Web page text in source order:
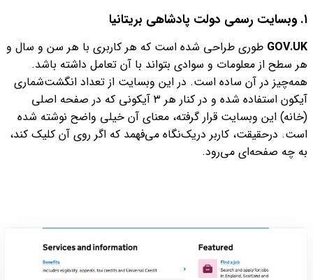
۱. وبسایت رسمی دولت پادشاهی بریتانیا
GOV.UK طوری طراحی شده است که هر کاربری با هر سن و سال و
هر سطح از معلومات و سوادی بتواند با آن تعامل داشته باشد.
همه‌چیز در آن ساده است. در این وبسایت از تعداد انگشت‌شماری
آیکون استفاده شده و در کنار هر ۳ آیکونی که در صفحه اصلی
(خانه) این وبسایت قرار گرفته، معنای آن خیلی واضح نوشته شده
است. درحقیقت، کاربر دریک‌نگاه می‌فهمد که اگر روی آن کلیک کند،
به چه صفحه‌ای می‌رود.